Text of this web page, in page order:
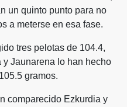
un quinto punto para no
a meterse en esa fase.
tres pelotas de 104.4,
y Jaunarena lo han hecho
gramos.
comparecido Ezkurdia y